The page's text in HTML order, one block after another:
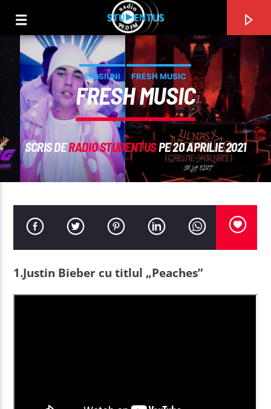
PIESA CURENTĂ
TITLU
EMISIUNI FRESH MUSIC
FRESH MUSIC
SCRIS DERADIO STUDENTUSPE 20 APRILIE 2021
1.Justin Bieber cu titlul „Peaches”